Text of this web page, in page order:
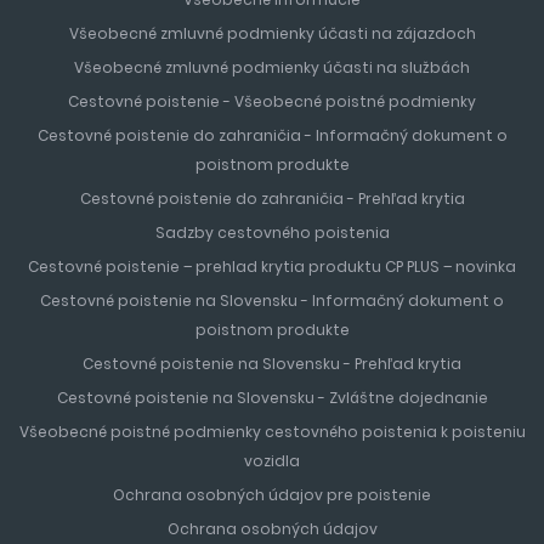
sa radia k najčistejším z celého pobrežia a pozvoľným
vstupom do mora sú bezpečné pre deti a neplavcov.
kvetov, paliem, reštaurácií, obchodov a luxusných hotelov.
Atrakciou mesta sú fontány, ktoré každý deň vo večerných
hodinách vytvárajú nádherné svetelné efekty. Dovolenka
v oblastiSaloupatrí k najobľúbenejším dovolenkám turistov
z celého sveta. Vzdialenosť od letiska v Barcelone je
približne 60 minút.
je čarokrásny ostrov, nazývaný tiež ostrovom
pomarančovníkov, citrónovníkov a paliem a je najväčší
nielen z Baleárských ostrovov, ale aj najväčší ostrov
. Leží v západnej časti Stredozemného mora,
ostrov je 110 km, a preto je ideálnym miestom, ktoré sa oplatí
preskúmať či už autom alebo na fakultatívnych výletoch.
Všeobecné zmluvné podmienky účasti na zájazdoch
Všeobecné zmluvné podmienky účasti na službách
Cestovné poistenie - Všeobecné poistné podmienky
Cestovné poistenie do zahraničia - Informačný dokument o
poistnom produkte
Cestovné poistenie do zahraničia - Prehľad krytia
Sadzby cestovného poistenia
Cestovné poistenie – prehlad krytia produktu CP PLUS – novinka
Cestovné poistenie na Slovensku - Informačný dokument o
poistnom produkte
Cestovné poistenie na Slovensku - Prehľad krytia
Cestovné poistenie na Slovensku - Zvláštne dojednanie
Všeobecné poistné podmienky cestovného poistenia k poisteniu
vozidla
Ochrana osobných údajov pre poistenie
Ochrana osobných údajov